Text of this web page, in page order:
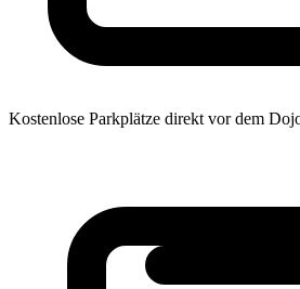
Kostenlose Parkplätze direkt vor dem